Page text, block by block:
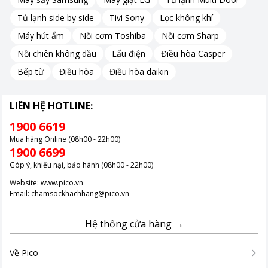
thiểu hiện tượng bóng mờ và nhòe hình ảnh, đặc biệt trong các
trò chơi tốc độ cao.
Các tính năng này giúpACER Nitro KG270 M5cung cấp
ảnh sắc nét, màu sắc sống động và chuyển động mượt
mà, đáp ứng nhu cầu của các game thủ và người dùng yêu
thích hiệu suất cao.
Tủ lạnh side by side
Tivi Sony
Lọc không khí
Máy hút ẩm
Nồi cơm Toshiba
Nồi cơm Sharp
Nồi chiên không dầu
Lẩu điện
Điều hòa Casper
Bếp từ
Điều hòa Điều hòa daikin
LIÊN HỆ HOTLINE:
1900 6619
Mua hàng Online (08h00 - 22h00)
1900 6699
Góp ý, khiếu nại, bảo hành (08h00 - 22h00)
Website: www.pico.vn
Email: chamsockhachhang@pico.vn
Hệ thống cửa hàng →
Về Pico